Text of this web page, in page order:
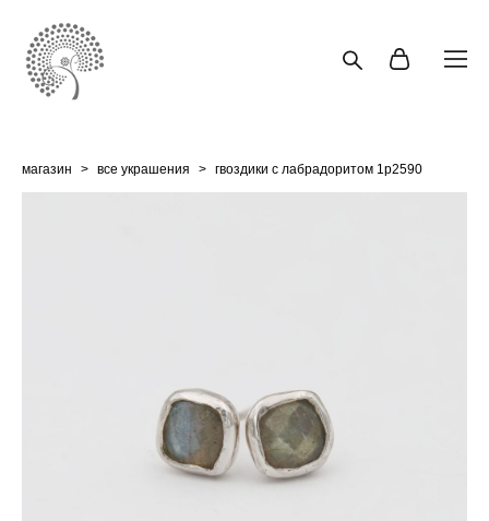
магазин > все украшения > гвоздики с лабрадоритом 1p2590